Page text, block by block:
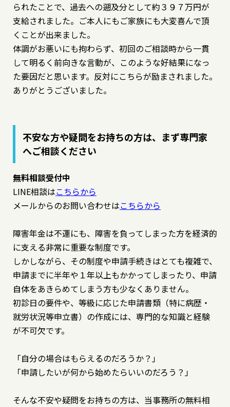
られたことで、過去への遡及分として約３９７万円が
支給されました。ご本人にもご家族にも大変喜んで頂
くことが出来ました。
体調がお悪いにも拘わらず、初回のご相談時から一貫
して明るく前向きな言動が、このような好結果になっ
た要因だと思います。反対にこちらが励まされました。
ありがとうございました。
不安な方や疑問をお持ちの方は、まず専門家
へご相談ください
無料相談受付中
LINE相談はこちらから
メールからのお問い合わせはこちらから
障害年金は不運にも、障害を負ってしまった方を経済的
に支える非常に重要な制度です。
しかしながら、その制度や申請手続きはとても複雑で、
申請までに半年や１年以上もかかってしまったり、申請
自体をあきらめてしまう方も少なくありません。
初診日の要件や、等級に応じた申請書類（特に病歴・
就労状況等申立書）の作成には、専門的な知識と経験
が不可欠です。
「自分の場合はもらえるのだろうか？」
「申請したいが何から始めたらいいのだろう？」
そんな不安や疑問をお持ちの方は、当事務所の無料相